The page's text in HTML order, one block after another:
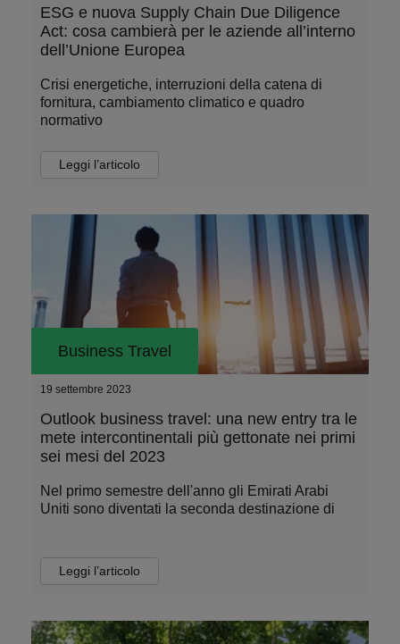
ESG e nuova Supply Chain Due Diligence
Act: cosa cambierà per le aziende all’interno
dell’Unione Europea
Crisi energetiche, interruzioni della catena di
fornitura, cambiamento climatico e quadro
normativo
Leggi l’articolo
Business Travel
19 settembre 2023
Outlook business travel: una new entry tra le
mete intercontinentali più gettonate nei primi
sei mesi del 2023
Nel primo semestre dell'anno gli Emirati Arabi
Uniti sono diventati la seconda destinazione di
Leggi l’articolo